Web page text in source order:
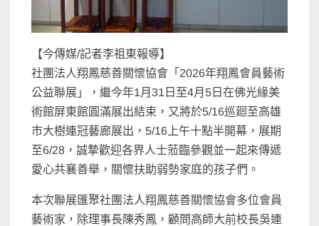
【今傳媒/記者李祖東報導】
社團法人翔鳳慈善關懷協會「2026年翔鳳會員藝術
公益聯展」，繼今年1月31日至4月5日在佛光緣美
術館屏東館圓滿展出結束，又將於5/16巡廻至高雄
市大樹連冠藝廊展出，5/16上午十點半開幕，展期
至6/28，誠摯歡迎各界人士蒞臨參觀並一起來傳遞
愛心共襄善舉，關懷扶助弱勢家庭的孩子們。
本次聯展匯聚社團法人翔鳳慈善關懷協會多位會員
藝術家，除理事長陳秀鳳，顧問高師大前校長吳連